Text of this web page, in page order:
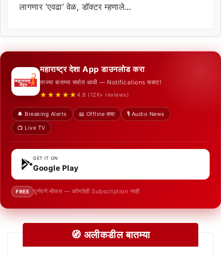
लागणार ‘एवढा’ वेळ, डॉक्टर म्हणाले…
महाराष्ट्र देशा App डाउनलोड करा
ताज्या बातम्या सर्वात आधी — Notifications सकट!
★★★★★ 4.8 (12K+ reviews)
🔔 Breaking Alerts 📖 Offline वाचा
🎙️ Audio News
📺 Live TV
GET IT ON
Google Play
FREE पूर्णपणे मोफत — कोणतेही Subscription नाही
🧭 अलीकडील बातम्या